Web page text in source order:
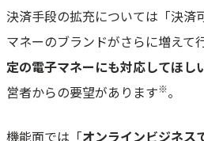
決済手段の拡充については「決済
マネーのブランドがさらに増えて
定の電子マネーにも対応してほし
営者からの要望があります※。
機能面では「オンラインビジネス